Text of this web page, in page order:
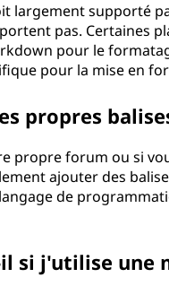
largement supporté
pas. Certaines
pour le
pour la mise en
propres
propre forum ou si
ajouter des
de
si j'utilise une